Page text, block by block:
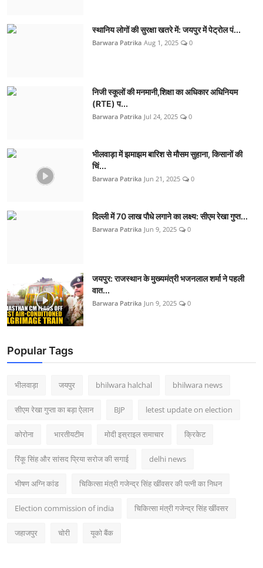
स्थानिय लोगों की सुरक्षा खतरे में: जयपुर में पेट्रोल पं...
Barwara Patrika Aug 1, 2025 0
निजी स्कूलों की मनमानी,शिक्षा का अधिकार अधिनियम
(RTE) प...
Barwara Patrika Jul 24, 2025 0
भीलवाड़ा में झमाझम बारिश से मौसम सुहाना, किसानों की
चिं...
Barwara Patrika Jun 21, 2025 0
दिल्ली में 70 लाख पौधे लगाने का लक्ष्य: सीएम रेखा गुप्त...
Barwara Patrika Jun 9, 2025 0
जयपुर: राजस्थान के मुख्यमंत्री भजनलाल शर्मा ने पहली
वात...
Barwara Patrika Jun 9, 2025 0
Popular Tags
भीलवाड़ा जयपुर bhilwara halchal bhilwara news
सीएम रेखा गुप्ता का बड़ा ऐलान BJP letest update on election
कोरोना भारतीयटीम मोदी इस्राइल समाचार क्रिकेट
रिंकू सिंह और सांसद प्रिया सरोज की सगाई delhi news
भीषण अग्नि कांड चिकित्सा मंत्री गजेन्द्र सिंह खींवसर की पत्नी का निधन
Election commission of india चिकित्सा मंत्री गजेन्द्र सिंह खींवसर
जहाजपुर चोरी यूको बैंक